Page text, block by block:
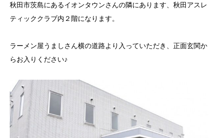
秋田市茨島にあるイオンタウンさんの隣にあります、秋田アスレ
ティッククラブ内２階になります。
ラーメン屋うましさん横の道路より入っていただき、正面玄関か
らお入りください♪